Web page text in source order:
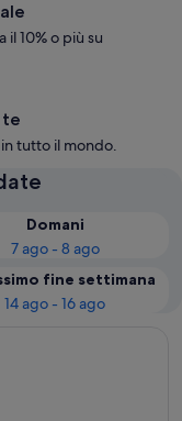
il 10% o più su
te
tutto il mondo.
Domani
7 ago - 8 ago
fine settimana
14 ago - 16 ago